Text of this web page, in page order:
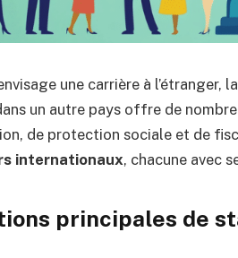
une carrière à l’étranger,
un autre pays offre de
de protection sociale et de
internationaux, chacune avec
principales de